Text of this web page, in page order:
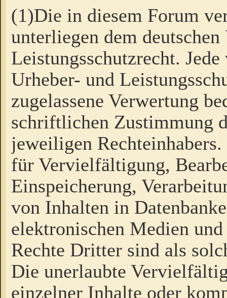
(1)Die in diesem Forum
unterliegen dem
Leistungsschutzrecht.
Urheber- und
zugelassene Verwertung
schriftlichen Zustimmung
jeweiligen
für Vervielfältigung,
Einspeicherung,
von Inhalten in
elektronischen Medien
Rechte Dritter sind als
Die unerlaubte
einzelner Inhalte oder